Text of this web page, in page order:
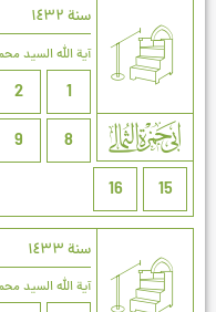
سنة ۱٤۳۲
آية الله السيد
1
2
8
9
15
16
سنة ۱٤۳۳
آية الله السيد